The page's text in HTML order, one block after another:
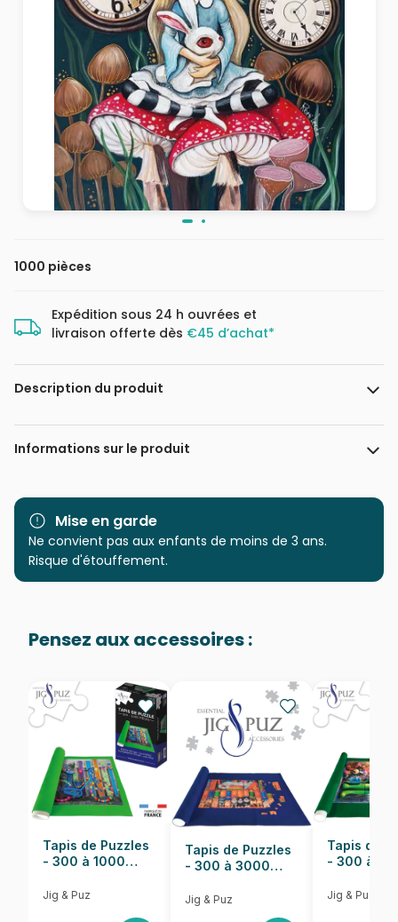
1000 pièces
Expédition sous 24 h ouvrées et
livraison offerte dès €45 d’achat*
Description du produit
Romi Lerda
Informations sur le produit
Marque Magnolia
Catégorie
Puzzles - Hommes et
EAN 8699375066968
Nombre de pièces 1000 pièces
Dimensions 68 x 48 cm
Mise en garde
Ne convient pas aux enfants de moins de 3 ans.
Risque d'étouffement.
Pensez aux accessoires :
Tapis de Puzzles
- 300 à 1000
Jig & Puz
Tapis de Puzzles
- 300 à 3000
Jig & Puz
Tapis de
- 300 à
Jig & Puz